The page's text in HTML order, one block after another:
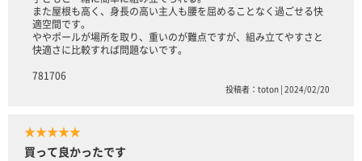
また屋根も高く、身長の高い主人も腰を屈めることなく過ごせる快
適空間です。
ややポールが場所を取り、重いのが難点ですが、組み立てやすさと
快適さに比較すれば問題ないです。
781706
投稿者：toton | 2024/02/20
★★★★★
買って良かったです